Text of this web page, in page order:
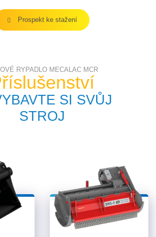
Prospekt ke stažení
RYPADLO MECALAC MCR
SI SVŮJ
STROJ